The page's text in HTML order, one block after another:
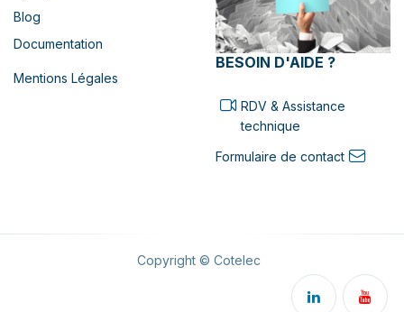
Blog
Documentation
Mentions Légales
BESOIN D'AIDE ?
RDV & Assistance
technique
Formulaire de contact
Copyright © Cotelec